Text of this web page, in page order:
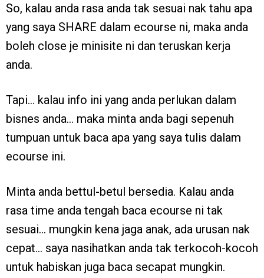
So, kalau anda rasa anda tak sesuai nak tahu apa
yang saya SHARE dalam ecourse ni, maka anda
boleh close je minisite ni dan teruskan kerja
anda.
Tapi… kalau info ini yang anda perlukan dalam
bisnes anda… maka minta anda bagi sepenuh
tumpuan untuk baca apa yang saya tulis dalam
ecourse ini.
Minta anda bettul-betul bersedia. Kalau anda
rasa time anda tengah baca ecourse ni tak
sesuai… mungkin kena jaga anak, ada urusan nak
cepat… saya nasihatkan anda tak terkocoh-kocoh
untuk habiskan juga baca secapat mungkin.